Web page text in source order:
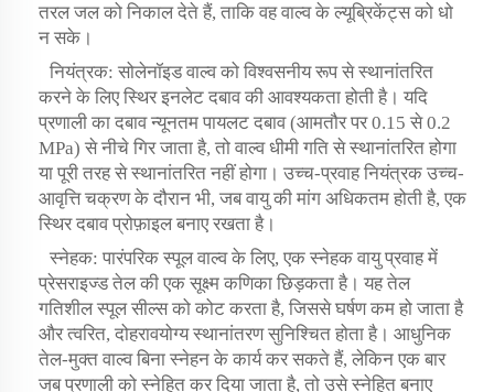
तरल जल को निकाल देते हैं, ताकि वह वाल्व के ल्यूब्रिकेंट्स को धो
न सके।
नियंत्रक: सोलेनॉइड वाल्व को विश्वसनीय रूप से स्थानांतरित
करने के लिए स्थिर इनलेट दबाव की आवश्यकता होती है। यदि
प्रणाली का दबाव न्यूनतम पायलट दबाव (आमतौर पर 0.15 से 0.2
MPa) से नीचे गिर जाता है, तो वाल्व धीमी गति से स्थानांतरित होगा
या पूरी तरह से स्थानांतरित नहीं होगा। उच्च-प्रवाह नियंत्रक उच्च-
आवृत्ति चक्रण के दौरान भी, जब वायु की मांग अधिकतम होती है, एक
स्थिर दबाव प्रोफ़ाइल बनाए रखता है।
स्नेहक: पारंपरिक स्पूल वाल्व के लिए, एक स्नेहक वायु प्रवाह में
प्रेसराइज्ड तेल की एक सूक्ष्म कणिका छिड़कता है। यह तेल
गतिशील स्पूल सील्स को कोट करता है, जिससे घर्षण कम हो जाता है
और त्वरित, दोहरावयोग्य स्थानांतरण सुनिश्चित होता है। आधुनिक
तेल-मुक्त वाल्व बिना स्नेहन के कार्य कर सकते हैं, लेकिन एक बार
जब प्रणाली को स्नेहित कर दिया जाता है, तो उसे स्नेहित बनाए